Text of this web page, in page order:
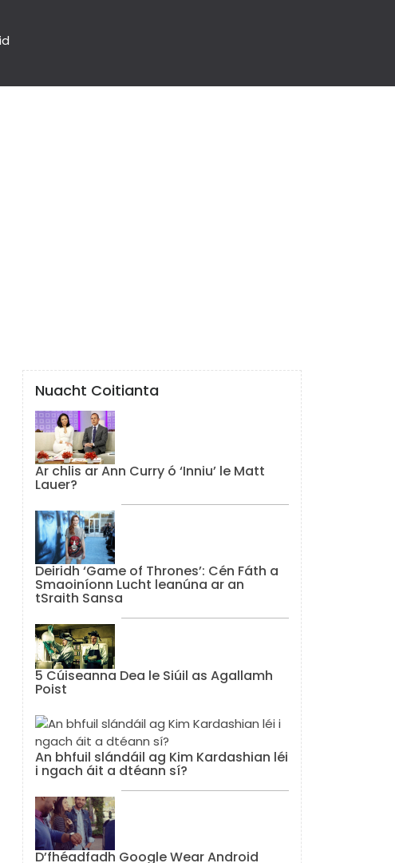
Nuacht Coitianta
Ar chlis ar Ann Curry ó ‘Inniu’ le Matt
Lauer?
Deiridh ‘Game of Thrones’: Cén Fáth a
Smaoiníonn Lucht leanúna ar an
tSraith Sansa
5 Cúiseanna Dea le Siúil as Agallamh
Poist
An bhfuil slándáil ag Kim Kardashian léi
i ngach áit a dtéann sí?
D’fhéadfadh Google Wear Android